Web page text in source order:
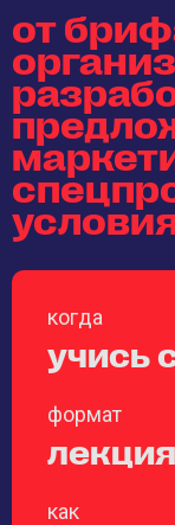
от
когда
учись
формат
лекция
как